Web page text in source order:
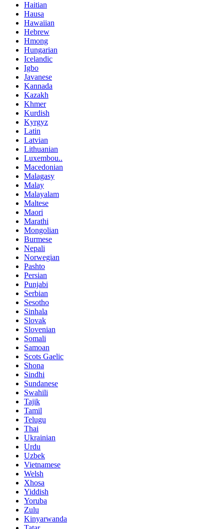
Haitian
Hausa
Hawaiian
Hebrew
Hmong
Hungarian
Icelandic
Igbo
Javanese
Kannada
Kazakh
Khmer
Kurdish
Kyrgyz
Latin
Latvian
Lithuanian
Luxembou..
Macedonian
Malagasy
Malay
Malayalam
Maltese
Maori
Marathi
Mongolian
Burmese
Nepali
Norwegian
Pashto
Persian
Punjabi
Serbian
Sesotho
Sinhala
Slovak
Slovenian
Somali
Samoan
Scots Gaelic
Shona
Sindhi
Sundanese
Swahili
Tajik
Tamil
Telugu
Thai
Ukrainian
Urdu
Uzbek
Vietnamese
Welsh
Xhosa
Yiddish
Yoruba
Zulu
Kinyarwanda